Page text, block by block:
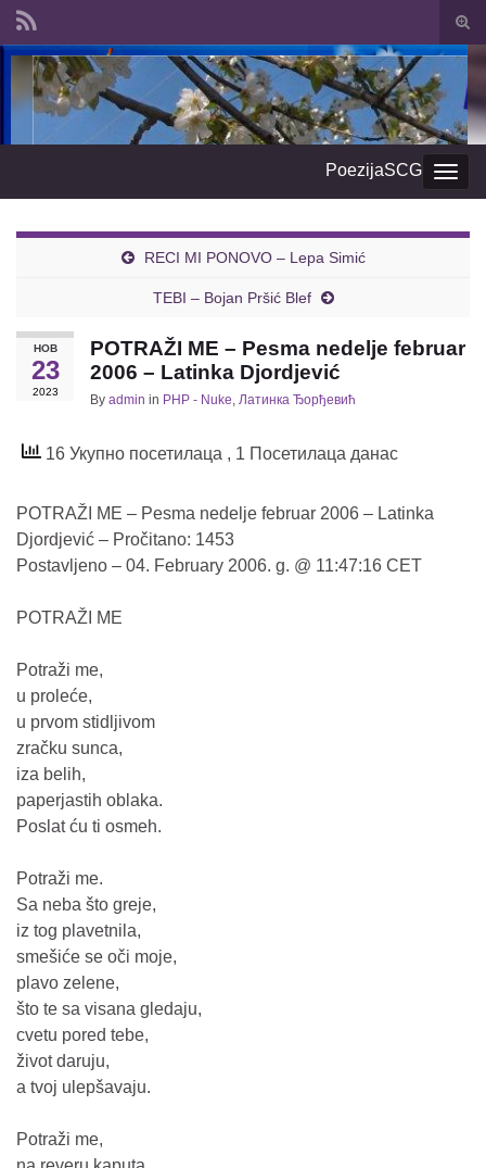
Search for:
PoezijaSCG
RECI MI PONOVO – Lepa Simić
TEBI – Bojan Pršić Blef
НОВ
23
2023
POTRAŽI ME – Pesma nedelje februar
2006 – Latinka Djordjević
By admin in PHP - Nuke, Латинка Ђорђевић
16 Укупно посетилаца , 1 Посетилаца данас
POTRAŽI ME – Pesma nedelje februar 2006 – Latinka
Djordjević – Pročitano: 1453
Postavljeno – 04. February 2006. g. @ 11:47:16 CET
POTRAŽI ME
Potraži me,
u proleće,
u prvom stidljivom
zračku sunca,
iza belih,
paperjastih oblaka.
Poslat ću ti osmeh.
Potraži me.
Sa neba što greje,
iz tog plavetnila,
smešiće se oči moje,
plavo zelene,
što te sa visana gledaju,
cvetu pored tebe,
život daruju,
a tvoj ulepšavaju.
Potraži me,